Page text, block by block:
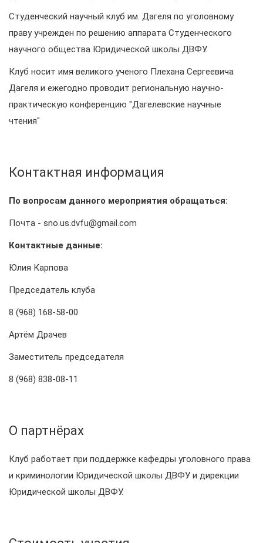
Студенческий научный клуб им. Дагеля по уголовному
праву учрежден по решению аппарата Студенческого
научного общества Юридической школы ДВФУ.
Клуб носит имя великого ученого Плехана Сергеевича
Дагеля и ежегодно проводит региональную научно-
практическую конференцию "Дагелевские научные
чтения"
Контактная информация
По вопросам данного мероприятия обращаться:
Почта - sno.us.dvfu@gmail.com
Контактные данные:
Юлия Карпова
Председатель клуба
8 (968) 168-58-00
Артём Драчев
Заместитель председателя
8 (968) 838-08-11
О партнёрах
Клуб работает при поддержке кафедры уголовного права
и криминологии Юридической школы ДВФУ и дирекции
Юридической школы ДВФУ.